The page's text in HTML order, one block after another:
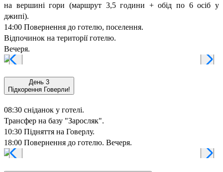
на вершині гори (маршрут 3,5 години + обід по 6 осіб у
джипі).
14:00 Повернення до готелю, поселення.
Відпочинок на території готелю.
Вечеря.
День 3
Підкорення Говерли!
08:30 сніданок у готелі.
Трансфер на базу "Заросляк".
10:30 Підняття на Говерлу.
18:00 Повернення до готелю. Вечеря.